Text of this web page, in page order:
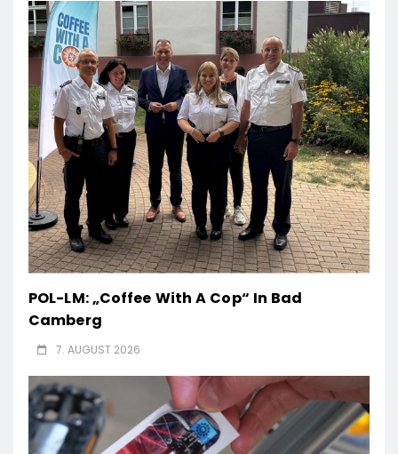
POL-LM: „Coffee With A Cop“ In Bad
Camberg
7. AUGUST 2026